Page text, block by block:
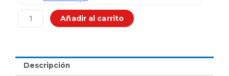
De
Acero
cantidad
Añadir al carrito
Descripción